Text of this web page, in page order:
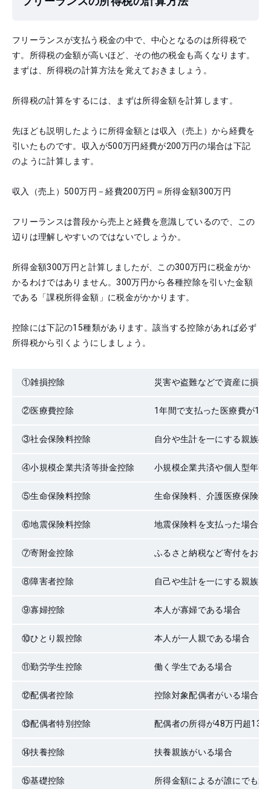
フリーランスが支払う税金の中で、中心となるのは所得税で
す。所得税の金額が高いほど、その他の税金も高くなります。
まずは、所得税の計算方法を覚えておきましょう。
所得税の計算をするには、まずは所得金額を計算します。
先ほども説明したように所得金額とは収入（売上）から経費を
引いたものです。収入が500万円経費が200万円の場合は下記
のように計算します。
収入（売上）500万円－経費200万円＝所得金額300万円
フリーランスは普段から売上と経費を意識しているので、この
辺りは理解しやすいのではないでしょうか。
所得金額300万円と計算しましたが、この300万円に税金がか
かるわけではありません。300万円から各種控除を引いた金額
である「課税所得金額」に税金がかかります。
控除には下記の15種類があります。該当する控除があれば必ず
所得税から引くようにしましょう。
①雑損控除 災害や盗難などで資産に損害
②医療費控除 1年間で支払った医療費が10
③社会保険料控除 自分や生計を一にする親族
④小規模企業共済等掛金控除 小規模企業共済や個人型年金
⑤生命保険料控除 生命保険料、介護医療保険
⑥地震保険料控除 地震保険料を支払った場合
⑦寄附金控除 ふるさと納税など寄付をおこ
⑧障害者控除 自己や生計を一にする親族に
⑨寡婦控除 本人が寡婦である場合
⑩ひとり親控除 本人が一人親である場合
⑪勤労学生控除 働く学生である場合
⑫配偶者控除 控除対象配偶者がいる場合
⑬配偶者特別控除 配偶者の所得が48万円超133
⑭扶養控除 扶養親族がいる場合
⑮基礎控除 所得金額によるが誰にでも適